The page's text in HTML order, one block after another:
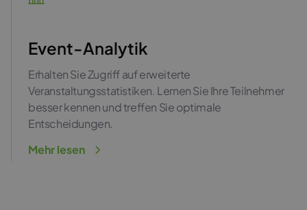
Event-Analytik
Erhalten Sie Zugriff auf erweiterte
Veranstaltungsstatistiken. Lernen Sie Ihre Teilnehmer
besser kennen und treffen Sie optimale
Entscheidungen.
Mehr lesen